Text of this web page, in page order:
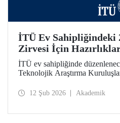
İTÜ Ev Sahipliğindeki
Zirvesi İçin
İTÜ ev sahipliğinde
Teknolojik Araştırma
Organizations) 2026 Zirvesi
12 Şub 2026 Akademik